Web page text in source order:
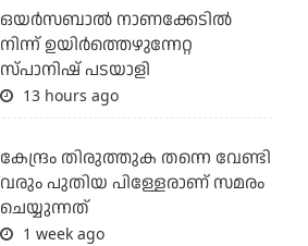
ഒയര്‍സബാൽ നാണക്കേടിൽ
നിന്ന് ഉയിർത്തെഴുന്നേറ്റ
സ്പാനിഷ് പടയാളി
13 hours ago
കേന്ദ്രം തിരുത്തുക തന്നെ വേണ്ടി
വരും പുതിയ പിള്ളേരാണ് സമരം
ചെയ്യുന്നത്
1 week ago